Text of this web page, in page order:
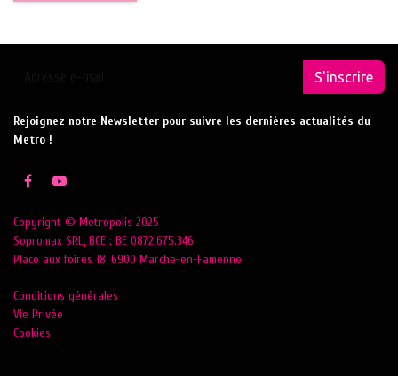
S'inscrire
Rejoignez notre Newsletter pour suivre les dernières actualités du
Metro !
Copyright © Metropolis 2025
Sopromax SRL, BCE : BE 0872.675.346
Place aux foires 18, 6900 Marche-en-Famenne
Conditions générales
Vie Privée
Cookies